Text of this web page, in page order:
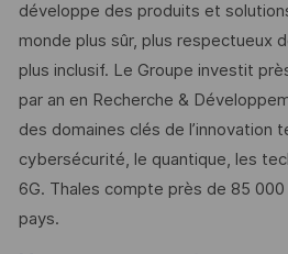
développe des produits et
monde plus sûr, plus respectueux
plus inclusif. Le Groupe investit
par an en Recherche &
des domaines clés de l’innovation
cybersécurité, le quantique, les
6G. Thales compte près de 85
pays. ​